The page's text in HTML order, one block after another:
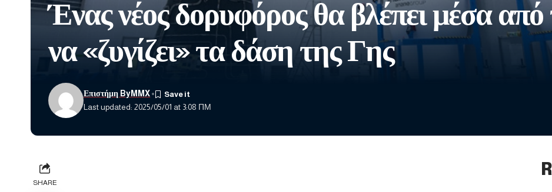
Ένας νέος δορυφόρος θα βλέπει μέσα από
να «ζυγίζει» τα δάση της Γης
Last updated: 2025/05/01 at 3:08 ΠΜ
Επιστήμη ByMMX
SHARE